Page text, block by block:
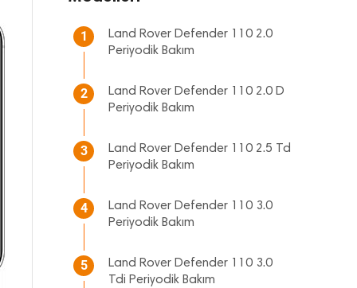
1
Land Rover Defender 110 2.0
Periyodik Bakım
2
Land Rover Defender 110 2.0 D
Periyodik Bakım
3
Land Rover Defender 110 2.5 Td
Periyodik Bakım
4
Land Rover Defender 110 3.0
Periyodik Bakım
5
Land Rover Defender 110 3.0
Tdi Periyodik Bakım